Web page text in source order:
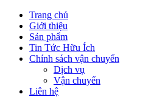
Trang chủ
Giới thiệu
Sản phẩm
Tin Tức Hữu Ích
Chính sách vận chuyển
Dịch vụ
Vận chuyển
Liên hệ